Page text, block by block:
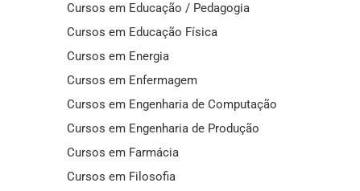
Cursos em Educação / Pedagogia
Cursos em Educação Física
Cursos em Energia
Cursos em Enfermagem
Cursos em Engenharia de Computação
Cursos em Engenharia de Produção
Cursos em Farmácia
Cursos em Filosofia